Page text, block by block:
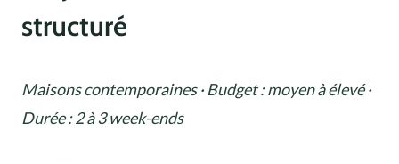
structuré
Maisons contemporaines · Budget : moyen à élevé ·
Durée : 2 à 3 week-ends